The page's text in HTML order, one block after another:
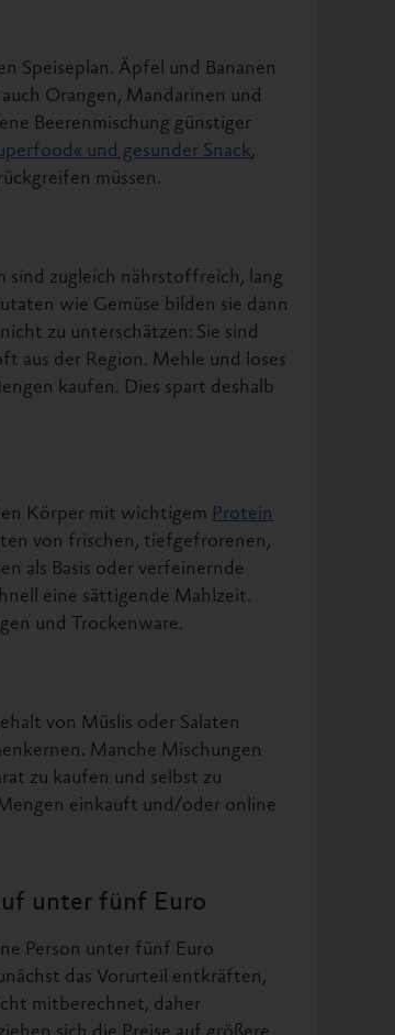
Speiseplan. Äpfel und Bananen
Orangen, Mandarinen und
Beerenmischung günstiger
und gesunder Snack
müssen.
sind zugleich nährstoffreich, lang
wie Gemüse bilden sie dann
zu unterschätzen: Sie sind
aus der Region. Mehle und loses
kaufen. Dies spart deshalb
Körper mit wichtigem Protein
von frischen, tiefgefrorenen,
als Basis oder verfeinernde
eine sättigende Mahlzeit.
und Trockenware.
von Müslis oder Salaten
Manche Mischungen
zu kaufen und selbst zu
einkauft und/oder online
unter fünf Euro
Person unter fünf Euro
das Vorurteil entkräften,
mitberechnet, daher
sich die Preise auf größere